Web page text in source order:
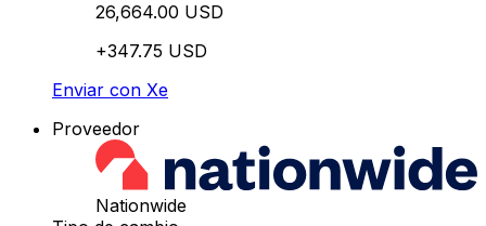
26,664.00 USD
+347.75 USD
Enviar con Xe
Proveedor
Nationwide